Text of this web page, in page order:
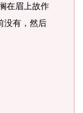
在眉上故作
没有，然后